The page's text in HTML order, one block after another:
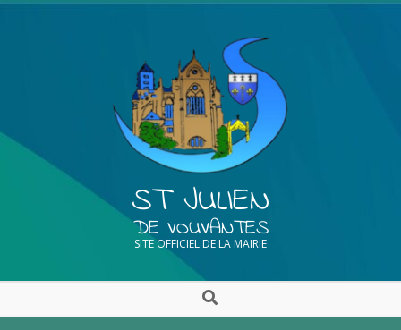
ST JULIEN
DE VOUVANTES
SITE OFFICIEL DE LA MAIRIE